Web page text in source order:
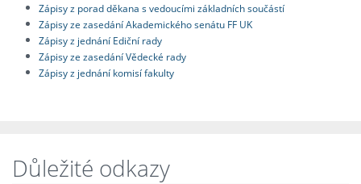
Zápisy z porad děkana s vedoucími základních součástí
Zápisy ze zasedání Akademického senátu FF UK
Zápisy z jednání Ediční rady
Zápisy ze zasedání Vědecké rady
Zápisy z jednání komisí fakulty
Důležité odkazy